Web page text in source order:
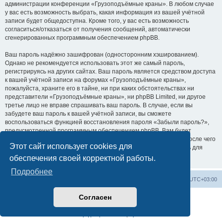
Этот сайт использует cookies для
обеспечения своей корректной работы.
Подробнее
Согласен
администрации конференции «Грузоподъёмные краны». В любом случае
у вас есть возможность выбрать, какая информация из вашей учётной
записи будет общедоступна. Кроме того, у вас есть возможность
согласиться/отказаться от получения сообщений, автоматически
сгенерированных программным обеспечением phpBB.
Ваш пароль надёжно зашифрован (односторонним хэшированием).
Однако не рекомендуется использовать этот же самый пароль,
регистрируясь на других сайтах. Ваш пароль является средством доступа
к вашей учётной записи на форумах «Грузоподъёмные краны»,
пожалуйста, храните его в тайне, ни при каких обстоятельствах ни
представители «Грузоподъёмные краны», ни phpBB Limited, ни другое
третье лицо не вправе спрашивать ваш пароль. В случае, если вы
забудете ваш пароль к вашей учётной записи, вы сможете
воспользоваться функцией восстановления пароля «Забыли пароль?»,
предусмотренной программным обеспечением phpBB. Вам будет
необходимо ввести ваше имя пользователя и ваш адрес email, после чего
программное обеспечение phpBB сгенерирует вам новый пароль для
вашей учётной записи.
UTC+03:00
Создано на основеphpBB® Forum Software © phpBB Limited
Русская поддержка phpBB